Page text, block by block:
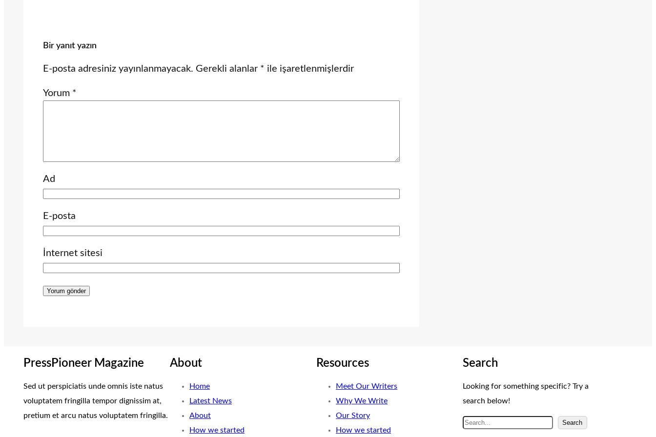
Bir yanıt yazın
E-posta adresiniz yayınlanmayacak. Gerekli alanlar * ile işaretlenmişlerdir
Yorum *
Ad
E-posta
İnternet sitesi
PressPioneer Magazine
Sed ut perspiciatis unde omnis iste natus
voluptatem fringilla tempor dignissim at,
pretium et arcu natus voluptatem fringilla.
About
Home
Latest News
About
How we started
Resources
Meet Our Writers
Why We Write
Our Story
How we started
Search
Looking for something specific? Try a
search below!
A
Search